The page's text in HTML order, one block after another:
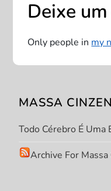
e
g
a
ç
ã
o
Deixe
Only people in my
MASSA
Todo Cérebro É Uma
Archive For